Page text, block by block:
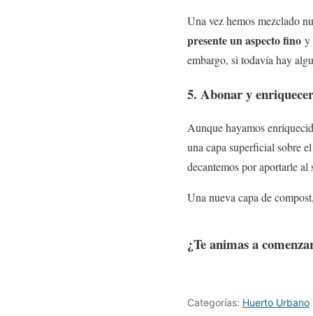
Una vez hemos mezclado
presente un aspecto fino y
embargo, si todavía hay
5. Abonar y
Aunque hayamos
una capa superficial sobre
decantemos por aportarle
Una nueva capa de
¿Te animas a
Categorías: Huerto Urbano